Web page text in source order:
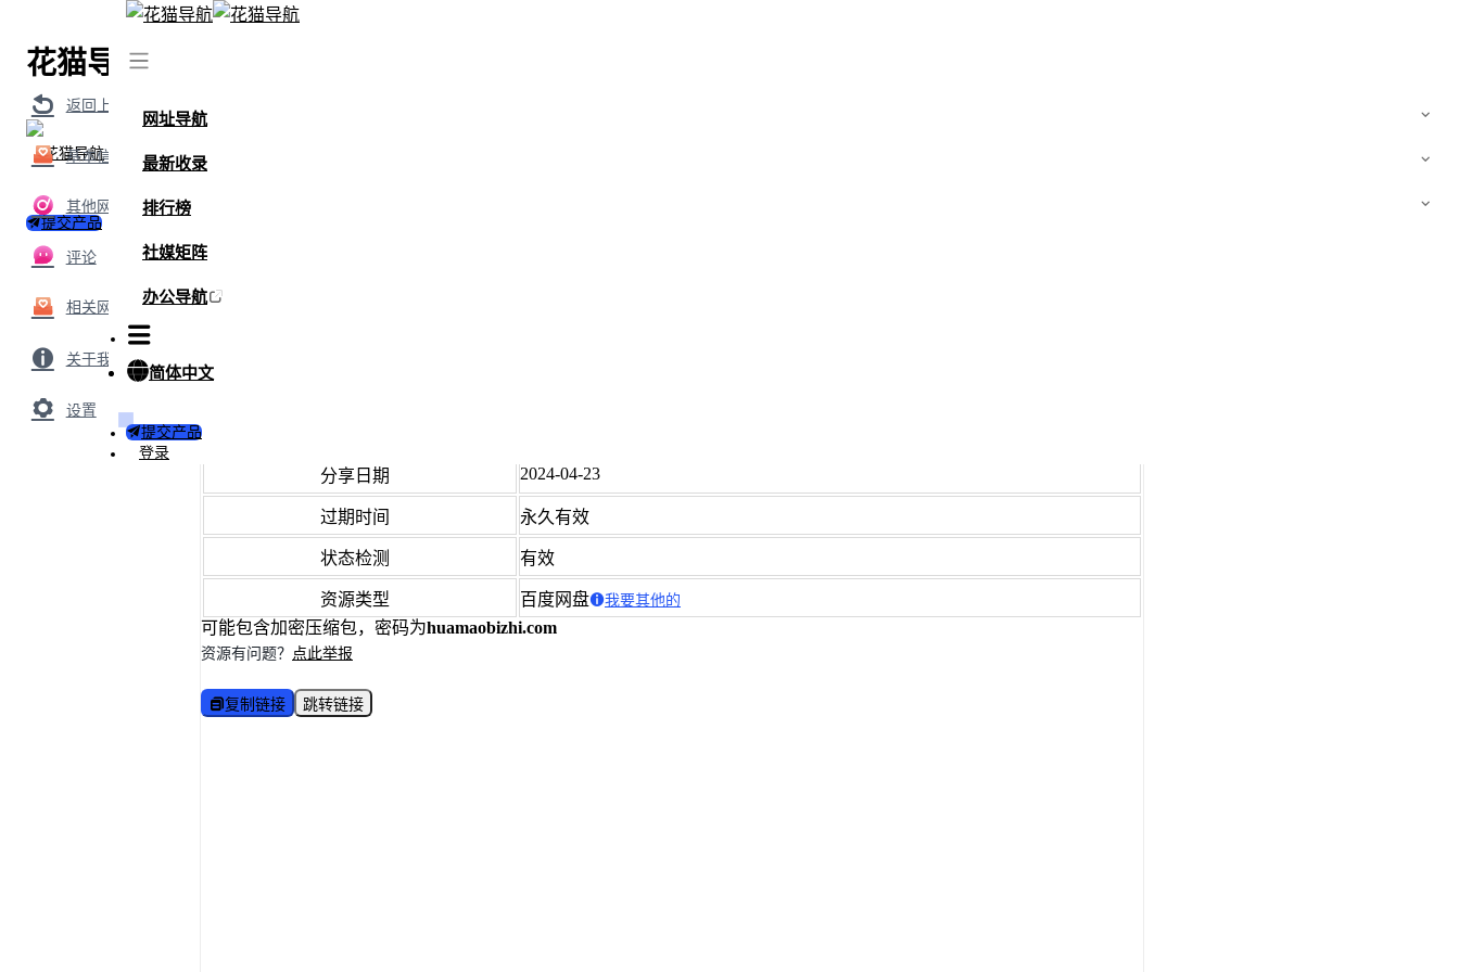
花猫导航
提交产品
返回上级
基本信息
其他网盘
评论
相关网盘
关于我们
设置
网址导航
最新收录
排行榜
社媒矩阵
办公导航
简体中文
提交产品
登录
分享日期 2024-04-23
过期时间 永久有效
状态检测 有效
资源类型 百度网盘 我要其他的
可能包含加密压缩包，密码为huamaobizhi.com
资源有问题？ 点此举报
复制链接 跳转链接